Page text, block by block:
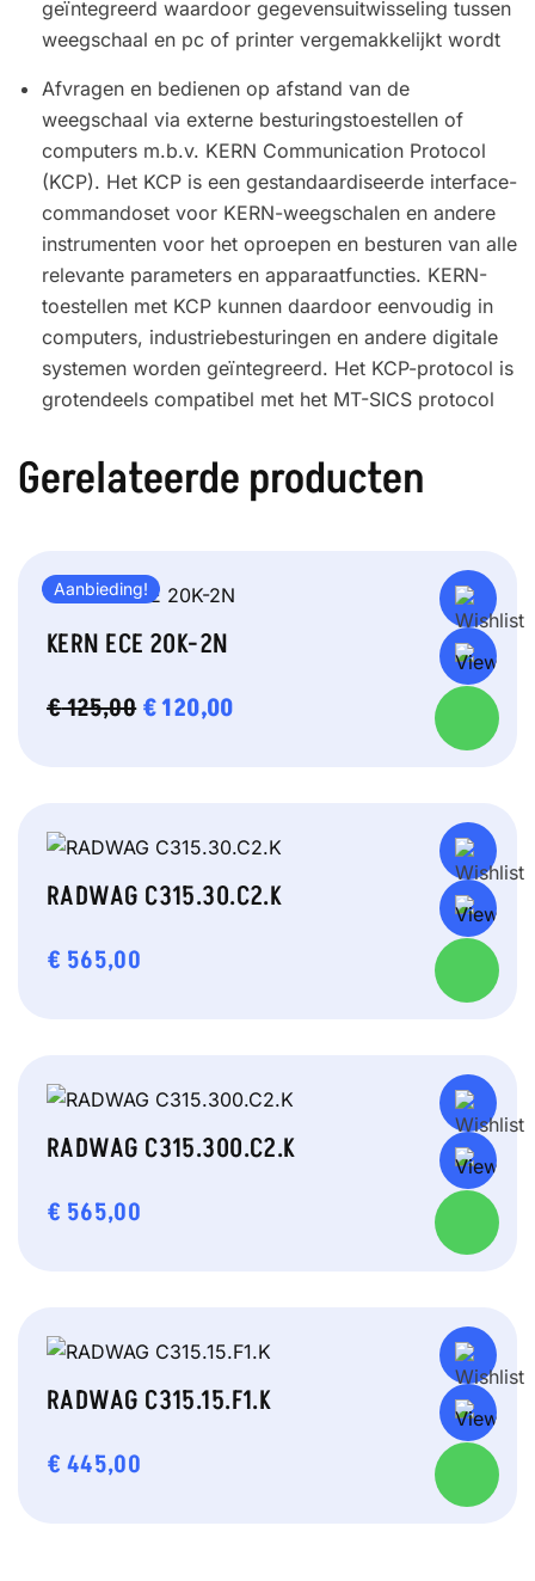
geïntegreerd waardoor gegevensuitwisseling tussen
weegschaal en pc of printer vergemakkelijkt wordt
Afvragen en bedienen op afstand van de
weegschaal via externe besturingstoestellen of
computers m.b.v. KERN Communication Protocol
(KCP). Het KCP is een gestandaardiseerde interface-
commandoset voor KERN-weegschalen en andere
instrumenten voor het oproepen en besturen van alle
relevante parameters en apparaatfuncties. KERN-
toestellen met KCP kunnen daardoor eenvoudig in
computers, industriebesturingen en andere digitale
systemen worden geïntegreerd. Het KCP-protocol is
grotendeels compatibel met het MT-SICS protocol
Gerelateerde producten
Aanbieding!
KERN ECE 20K-2N
€125,00 OORSPRONKELIJKE
€120,00HUIDIGE
RADWAG C315.30.C2.K
€ 565,00
RADWAG C315.300.C2.K
€ 565,00
RADWAG C315.15.F1.K
€ 445,00